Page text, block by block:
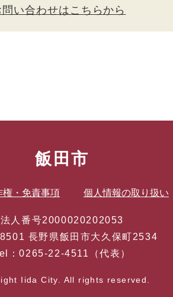
問い合わせはこちらから
飯田市
権・免責事項 個人情報の取り扱い
法人番号2000020202053
長野県飯田市大久保町2534
：0265-22-4511（代表）
Iida City. All rights reserved.